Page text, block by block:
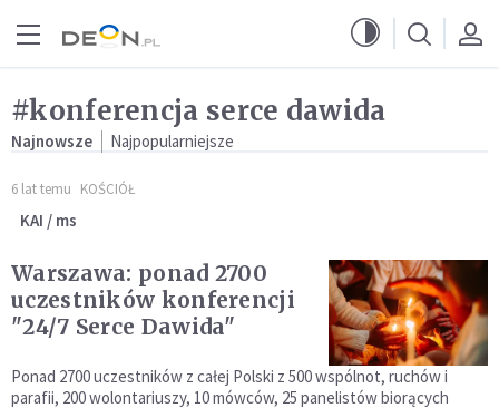
#konferencja serce dawida
Najnowsze Najpopularniejsze
6 lat temu KOŚCIÓŁ
KAI / ms
Warszawa: ponad 2700
uczestników konferencji
"24/7 Serce Dawida"
Ponad 2700 uczestników z całej Polski z 500 wspólnot, ruchów i
parafii, 200 wolontariuszy, 10 mówców, 25 panelistów biorących